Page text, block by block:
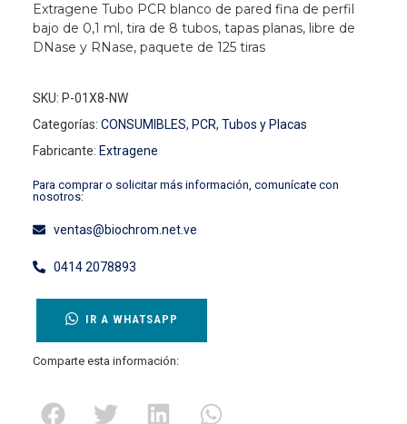
Extragene Tubo PCR blanco de pared fina de perfil
bajo de 0,1 ml, tira de 8 tubos, tapas planas, libre de
DNase y RNase, paquete de 125 tiras
SKU: P-01X8-NW
Categorías: CONSUMIBLES, PCR, Tubos y Placas
Fabricante: Extragene
Para comprar o solicitar más información, comunícate con
nosotros:
ventas@biochrom.net.ve
0414 2078893
IR A WHATSAPP
Comparte esta información: